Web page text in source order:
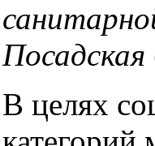
Посадская
В целях